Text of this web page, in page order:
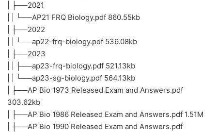
| ├──2021
| | └──AP21 FRQ Biology.pdf 860.55kb
| ├──2022
| | └──ap22-frq-biology.pdf 536.08kb
| ├──2023
| | ├──ap23-frq-biology.pdf 521.13kb
| | └──ap23-sg-biology.pdf 564.13kb
| ├──AP Bio 1973 Released Exam and Answers.pdf
303.62kb
| ├──AP Bio 1986 Released Exam and Answers.pdf 1.51M
| ├──AP Bio 1990 Released Exam and Answers.pdf